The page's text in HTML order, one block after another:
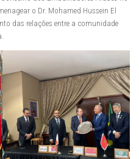
o Dr. Mohamed Hussein El
das relações entre a comunidade